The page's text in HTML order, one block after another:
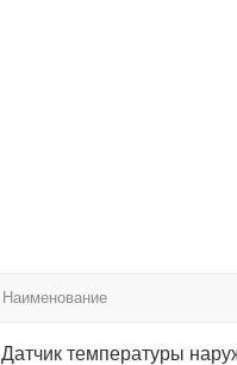
Наименование
Датчик температуры